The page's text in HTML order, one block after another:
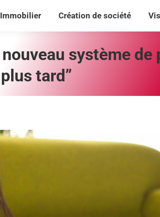
Immobilier Création de société
système de
tard”
Immobilier Création de société